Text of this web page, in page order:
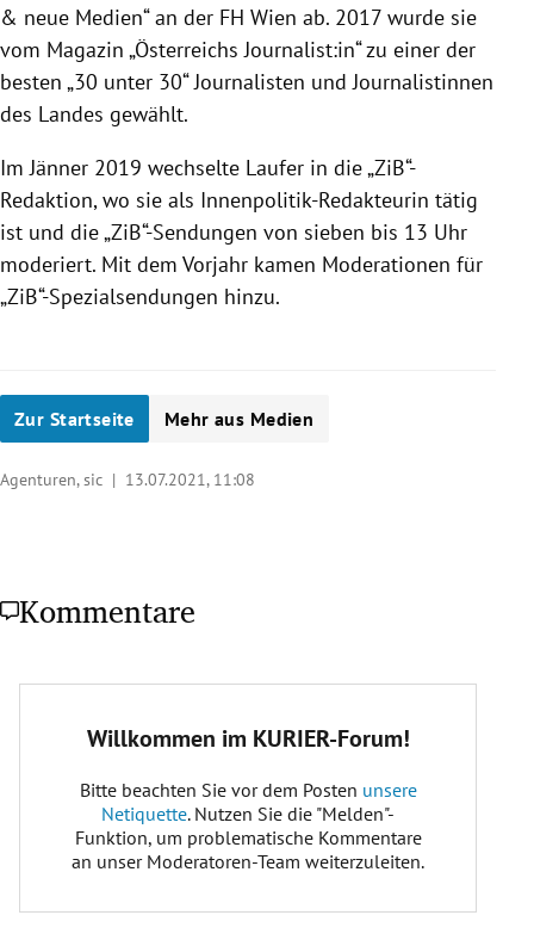
& neue Medien“ an der FH Wien ab. 2017 wurde sie
vom Magazin „Österreichs Journalist:in“ zu einer der
besten „30 unter 30“ Journalisten und Journalistinnen
des Landes gewählt.
Im Jänner 2019 wechselte Laufer in die „ZiB“-
Redaktion, wo sie als Innenpolitik-Redakteurin tätig
ist und die „ZiB“-Sendungen von sieben bis 13 Uhr
moderiert. Mit dem Vorjahr kamen Moderationen für
„ZiB“-Spezialsendungen hinzu.
Zur Startseite Mehr aus Medien
Agenturen, sic | 13.07.2021, 11:08
Kommentare